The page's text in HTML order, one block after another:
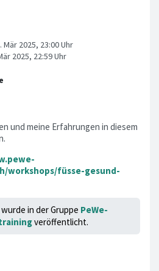
und meine Erfahrungen in diesem
workshops/füsse-gesund-
in der Gruppe PeWe-
veröffentlicht.